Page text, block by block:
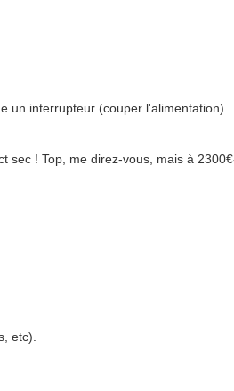
un interrupteur (couper l'alimentation).
sec ! Top, me direz-vous, mais à
etc).